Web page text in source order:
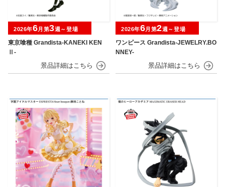
東京喰種 Grandista-KANEKI KEN
Ⅱ-
2026年6月第3週～登場
ワンピース Grandista-JEWELRY.BO
NNEY-
2026年6月第2週～登場